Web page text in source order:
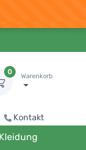
0
Warenkorb
Kontakt